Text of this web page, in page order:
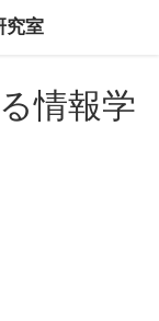
究室
情報学